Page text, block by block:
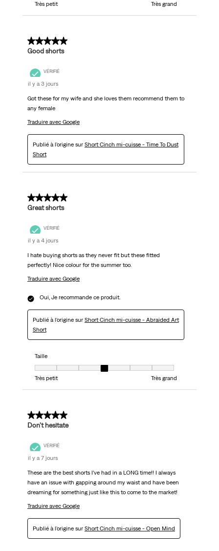
Très petit
Très grand
5 sur 5 étoiles.
Good shorts
VÉRIFIÉ
il y a 3 jours
Got these for my wife and she loves them recommend them to
any female
Traduire avec Google
Publié à l'origine sur Short Cinch mi-cuisse - Time To Dust
Short
5 sur 5 étoiles.
Great shorts
VÉRIFIÉ
il y a 4 jours
I hate buying shorts as they never fit but these fitted
perfectly! Nice colour for the summer too.
Traduire avec Google
Oui, Je recommande ce produit.
Publié à l'origine sur Short Cinch mi-cuisse - Abraided Art
Short
Taille
Taille, 4 sur 7, où 1 est égal à Très petit et 7 est égal à Très grand
Très petit
Très grand
5 sur 5 étoiles.
Don’t hesitate
VÉRIFIÉ
il y a 7 jours
These are the best shorts I’ve had in a LONG time!! I always
have an issue with gapping around my waist and have been
dreaming for something just like this to come to the market!
Traduire avec Google
Publié à l'origine sur Short Cinch mi-cuisse - Open Mind